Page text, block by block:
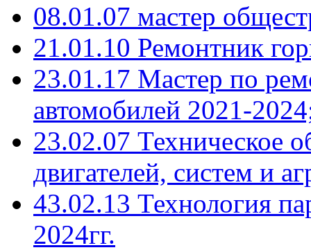
08.01.07 мастер
21.01.10 Ремонтник
23.01.17 Мастер по
автомобилей 2021-
23.02.07 Техническое
двигателей, систем и
43.02.13 Технология
2024гг.